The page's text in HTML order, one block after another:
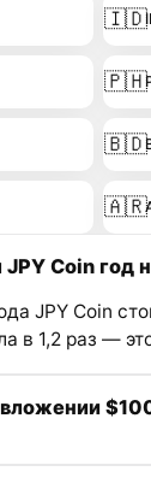
🇮🇩
🇵🇭
🇧🇩
🇦🇷
Coin год
JPY Coin
в 1,2 раз —